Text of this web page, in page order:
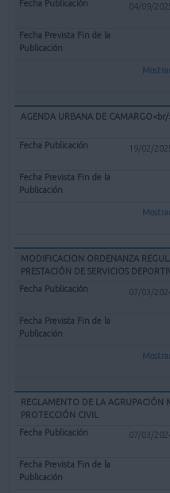
04/09/
AGENDA URBANA DE CAMARGO<br/
19/02/
MODIFICACION ORDENANZA
PRESTACIÓN DE SERVICIOS
07/03/
REGLAMENTO DE LA AGRUPACIÓN
PROTECCIÓN CIVIL
07/03/2024